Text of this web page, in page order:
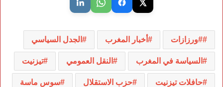
#ورزازات أخبار المغرب الجدل السياسي
السياسة في المغرب النقل العمومي تيزنيت
حافلات تيزنيت حزب الاستقلال سوس ماسة